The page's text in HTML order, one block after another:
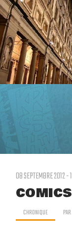
08 SEPTEMBRE 2012 -
CHRONIQUE PAR